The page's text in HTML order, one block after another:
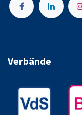
Verbände